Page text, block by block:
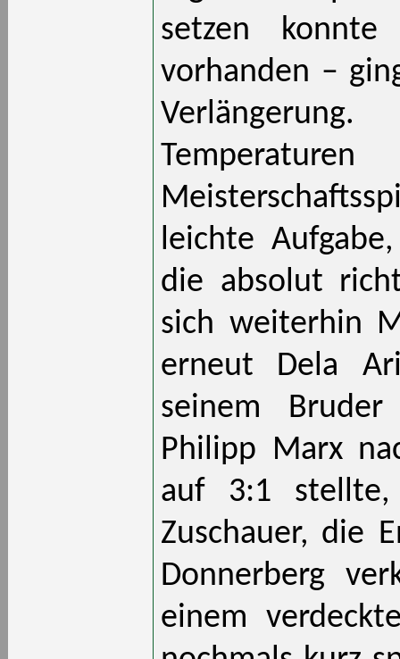
setzen
vorhanden –
leichte
die absolut
sich weiterhin
erneut Dela
seinem
Philipp Marx
auf 3:1 stellte,
Zuschauer, die
Donnerberg
einem